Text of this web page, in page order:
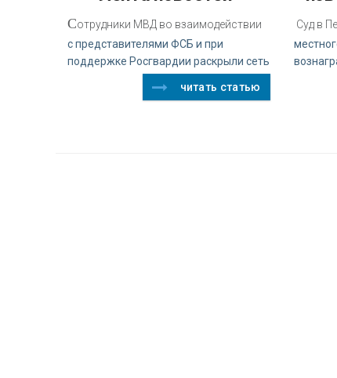
Сотрудники МВД во взаимодействии
с представителями ФСБ и при
поддержке Росгвардии раскрыли сеть
читать статью
Суд в